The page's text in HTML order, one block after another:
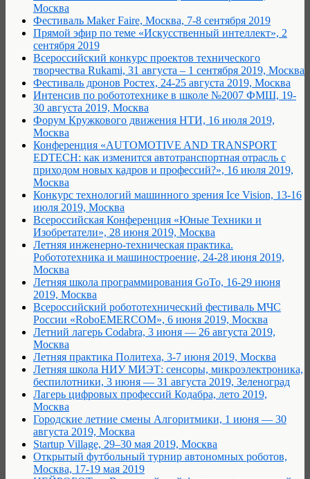
Москва
Фестиваль Maker Faire, Москва, 7-8 сентября 2019
Прямой эфир по теме «Искусственный интеллект», 2
сентября 2019
Всероссийский конкурс проектов технического
творчества Rukami, 31 августа – 1 сентября 2019, Москва
Фестиваль дронов Ростех, 24-25 августа 2019, Москва
Интенсив по робототехнике в школе №2007 ФМШ, 19-
30 августа 2019, Москва
Форум Кружкового движения НТИ, 16 июля 2019,
Москва
Конференция «AUTOMOTIVE AND TRANSPORT
EDTECH: как изменится автотранспортная отрасль с
приходом новых кадров и профессий?», 16 июля 2019,
Москва
Конкурс технологий машинного зрения Ice Vision, 13-16
июля 2019, Москва
Всероссийская Конференция «Юные Техники и
Изобретатели», 28 июня 2019, Москва
Летняя инженерно-техническая практика.
Робототехника и машиностроение, 24-28 июня 2019,
Москва
Летняя школа программирования GoTo, 16-29 июня
2019, Москва
Всероссийский робототехнический фестиваль МЧС
России «RoboEMERCOM», 6 июня 2019, Москва
Летний лагерь Codabra, 3 июня — 26 августа 2019,
Москва
Летняя практика Политеха, 3-7 июня 2019, Москва
Летняя школа НИУ МИЭТ: сенсоры, микроэлектроника,
беспилотники, 3 июня — 31 августа 2019, Зеленоград
Лагерь цифровых профессий Кодабра, лето 2019,
Москва
Городские летние смены Алгоритмики, 1 июня — 30
августа 2019, Москва
Startup Village, 29–30 мая 2019, Москва
Открытый футбольный турнир автономных роботов,
Москва, 17-19 мая 2019